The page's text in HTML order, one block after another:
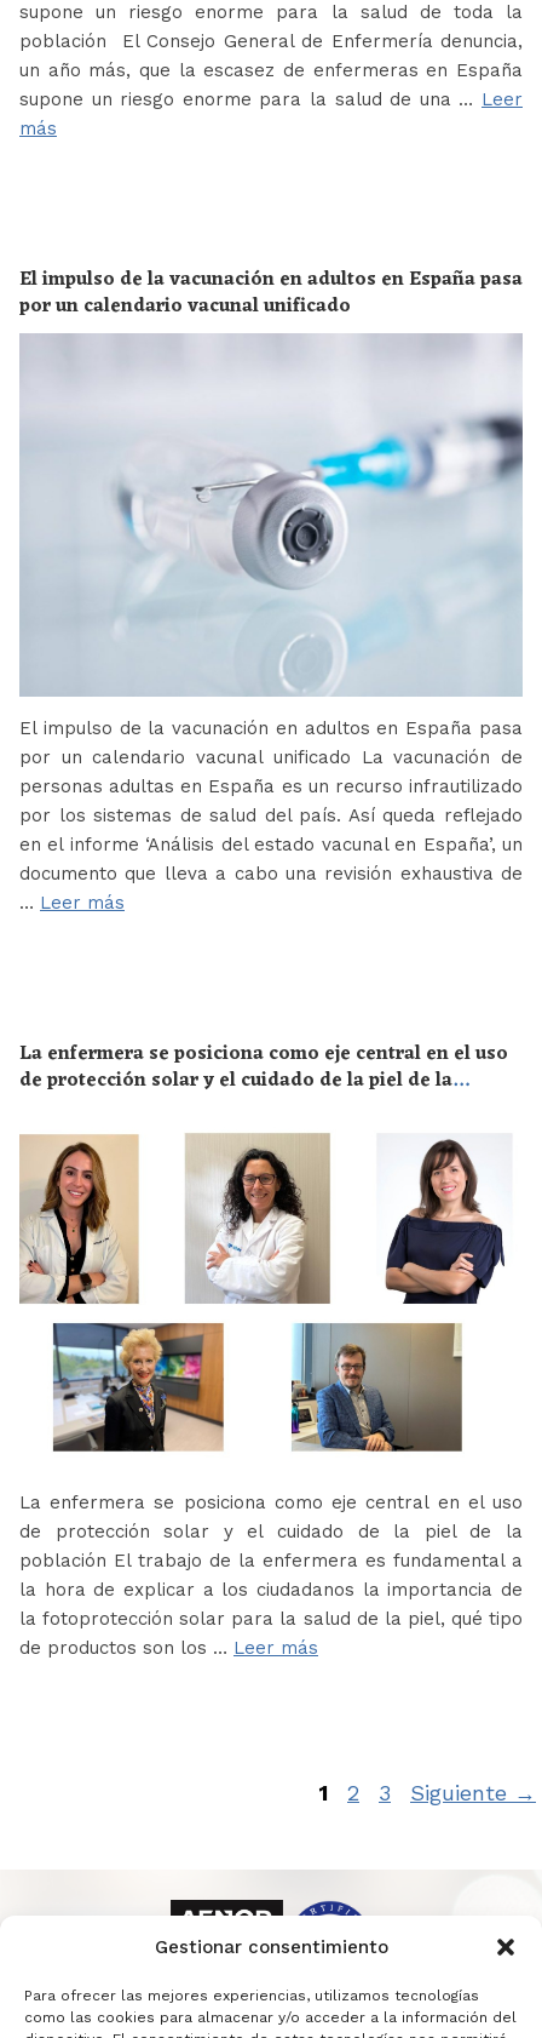
Gestionar consentimiento
Para ofrecer las mejores experiencias, utilizamos tecnologías
como las cookies para almacenar y/o acceder a la información del
supone un riesgo enorme para la salud de toda la
población El Consejo General de Enfermería denuncia,
un año más, que la escasez de enfermeras en España
supone un riesgo enorme para la salud de una … Leer
más
El impulso de la vacunación en adultos en España pasa
por un calendario vacunal unificado
El impulso de la vacunación en adultos en España pasa
por un calendario vacunal unificado La vacunación de
personas adultas en España es un recurso infrautilizado
por los sistemas de salud del país. Así queda reflejado
en el informe ‘Análisis del estado vacunal en España’, un
documento que lleva a cabo una revisión exhaustiva de
… Leer más
La enfermera se posiciona como eje central en el uso
de protección solar y el cuidado de la piel de la
La enfermera se posiciona como eje central en el uso
de protección solar y el cuidado de la piel de la
población El trabajo de la enfermera es fundamental a
la hora de explicar a los ciudadanos la importancia de
la fotoprotección solar para la salud de la piel, qué tipo
de productos son los … Leer más
Página
1 Página
2 Página
3 Siguiente →